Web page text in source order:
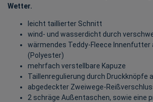
Wetter.
leicht taillierter Schnitt
wind- und wasserdicht durch
wärmendes Teddy-Fleece Innenfutter
(Polyester)
mehrfach verstellbare Kapuze
Taillenregulierung durch Druckknöpfe
abgedeckter Zweiwege-
2 schräge Außentaschen, sowie eine